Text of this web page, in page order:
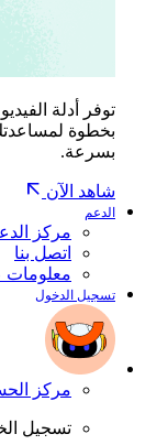
بخطوة
بسرعة.
شاهد الآن
الدعم
مركز
اتصل بنا
معلومات
تسجيل الدخول
مركز
تسجيل